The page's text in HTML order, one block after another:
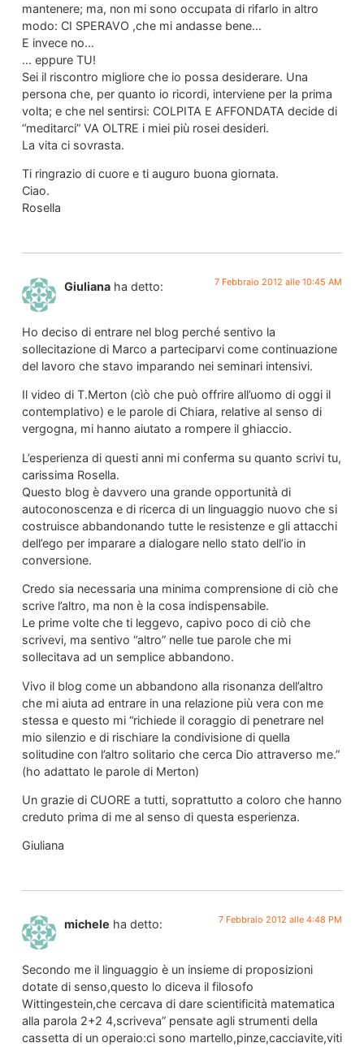
mantenere; ma, non mi sono occupata di rifarlo in altro
modo: CI SPERAVO ,che mi andasse bene…
E invece no…
… eppure TU!
Sei il riscontro migliore che io possa desiderare. Una
persona che, per quanto io ricordi, interviene per la prima
volta; e che nel sentirsi: COLPITA E AFFONDATA decide di
“meditarci” VA OLTRE i miei più rosei desideri.
La vita ci sovrasta.
Ti ringrazio di cuore e ti auguro buona giornata.
Ciao.
Rosella
Giuliana ha detto: 7 Febbraio 2012 alle 10:45 AM
Ho deciso di entrare nel blog perché sentivo la
sollecitazione di Marco a parteciparvi come continuazione
del lavoro che stavo imparando nei seminari intensivi.
Il video di T.Merton (cìò che può offrire all’uomo di oggi il
contemplativo) e le parole di Chiara, relative al senso di
vergogna, mi hanno aiutato a rompere il ghiaccio.
L’esperienza di questi anni mi conferma su quanto scrivi tu,
carissima Rosella.
Questo blog è davvero una grande opportunità di
autoconoscenza e di ricerca di un linguaggio nuovo che si
costruisce abbandonando tutte le resistenze e gli attacchi
dell’ego per imparare a dialogare nello stato dell’io in
conversione.
Credo sia necessaria una minima comprensione di ciò che
scrive l’altro, ma non è la cosa indispensabile.
Le prime volte che ti leggevo, capivo poco di ciò che
scrivevi, ma sentivo “altro” nelle tue parole che mi
sollecitava ad un semplice abbandono.
Vivo il blog come un abbandono alla risonanza dell’altro
che mi aiuta ad entrare in una relazione più vera con me
stessa e questo mi “richiede il coraggio di penetrare nel
mio silenzio e di rischiare la condivisione di quella
solitudine con l’altro solitario che cerca Dio attraverso me.”
(ho adattato le parole di Merton)
Un grazie di CUORE a tutti, soprattutto a coloro che hanno
creduto prima di me al senso di questa esperienza.
Giuliana
michele ha detto: 7 Febbraio 2012 alle 4:48 PM
Secondo me il linguaggio è un insieme di proposizioni
dotate di senso,questo lo diceva il filosofo
Wittingestein,che cercava di dare scientificità matematica
alla parola 2+2 4,scriveva” pensate agli strumenti della
cassetta di un operaio:ci sono martello,pinze,cacciavite,viti